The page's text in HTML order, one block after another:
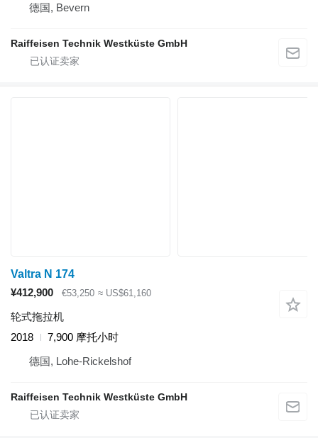
德国, Bevern
Raiffeisen Technik Westküste GmbH
Valtra N 174
¥412,900
€53,250 ≈ US$61,160
轮式拖拉机
2018
7,900 摩托小时
德国, Lohe-Rickelshof
Raiffeisen Technik Westküste GmbH